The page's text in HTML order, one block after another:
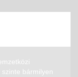
bármilyen